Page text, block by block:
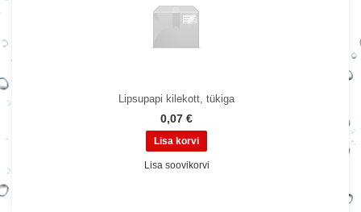
Lipsupapi kilekott, tükiga
0,07 €
Lisa soovikorvi